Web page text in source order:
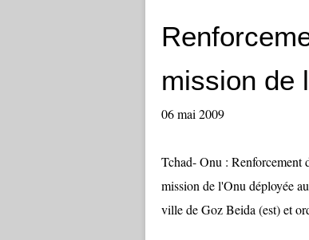
mission de
06 mai 2009
Tchad- Onu : Renforcement
mission de l'Onu déployée
ville de Goz Beida (est) et